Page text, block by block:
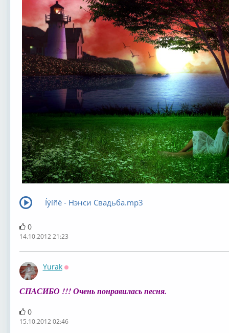
Íýíñè - Нэнси Свадьба.mp3
0
14.10.2012 21:23
Yurak
СПАСИБО !!! Очень понравилась песня.
0
15.10.2012 02:46